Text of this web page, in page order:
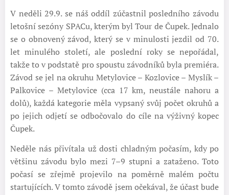
V neděli 29.9. se náš oddíl zúčastnil posledního závodu
letošní sezóny SPACu, kterým byl Tour de Čupek. Jednalo
se o obnovený závod, který se v minulosti jezdil od 70.
let minulého století, ale poslední roky se nepořádal,
takže to v podstatě pro spoustu závodníků byla premiéra.
Závod se jel na okruhu Metylovice – Kozlovice – Myslík –
Palkovice – Metylovice (cca 17 km, neustále nahoru a
dolů), každá kategorie měla vypsaný svůj počet okruhů a
po jejich odjetí se odbočovalo do cíle na výživný kopec
Čupek.
Neděle nás přivítala už dosti chladným počasím, kdy po
většinu závodu bylo mezi 7–9 stupni a zataženo. Toto
počasí se zřejmě projevilo na poměrně malém počtu
startujících. V tomto závodě jsem očekával, že účast bude